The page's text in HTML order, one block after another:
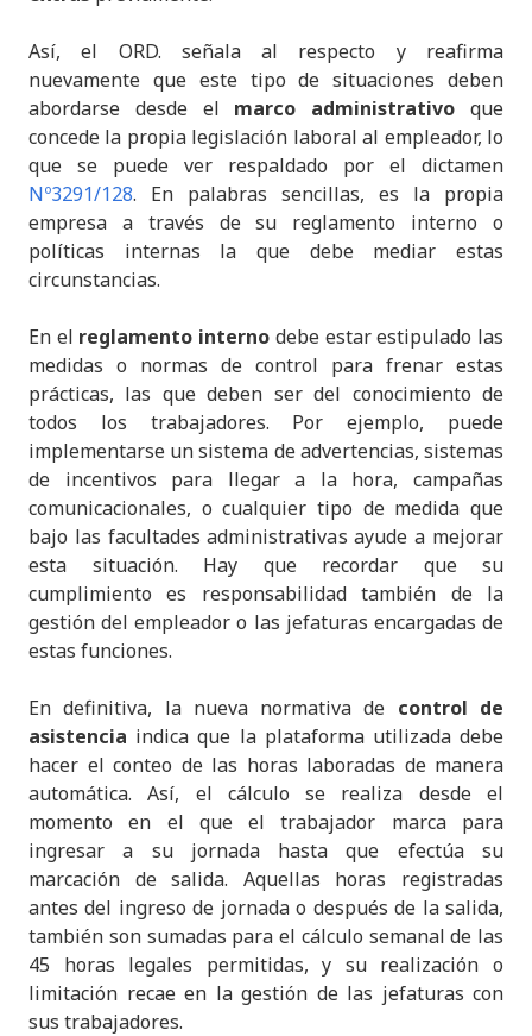
Así, el ORD. señala al respecto y reafirma
nuevamente que este tipo de situaciones deben
abordarse desde el marco administrativo que
concede la propia legislación laboral al empleador, lo
que se puede ver respaldado por el dictamen
Nº3291/128. En palabras sencillas, es la propia
empresa a través de su reglamento interno o
políticas internas la que debe mediar estas
circunstancias.
En el reglamento interno debe estar estipulado las
medidas o normas de control para frenar estas
prácticas, las que deben ser del conocimiento de
todos los trabajadores. Por ejemplo, puede
implementarse un sistema de advertencias, sistemas
de incentivos para llegar a la hora, campañas
comunicacionales, o cualquier tipo de medida que
bajo las facultades administrativas ayude a mejorar
esta situación. Hay que recordar que su
cumplimiento es responsabilidad también de la
gestión del empleador o las jefaturas encargadas de
estas funciones.
En definitiva, la nueva normativa de control de
asistencia indica que la plataforma utilizada debe
hacer el conteo de las horas laboradas de manera
automática. Así, el cálculo se realiza desde el
momento en el que el trabajador marca para
ingresar a su jornada hasta que efectúa su
marcación de salida. Aquellas horas registradas
antes del ingreso de jornada o después de la salida,
también son sumadas para el cálculo semanal de las
45 horas legales permitidas, y su realización o
limitación recae en la gestión de las jefaturas con
sus trabajadores.